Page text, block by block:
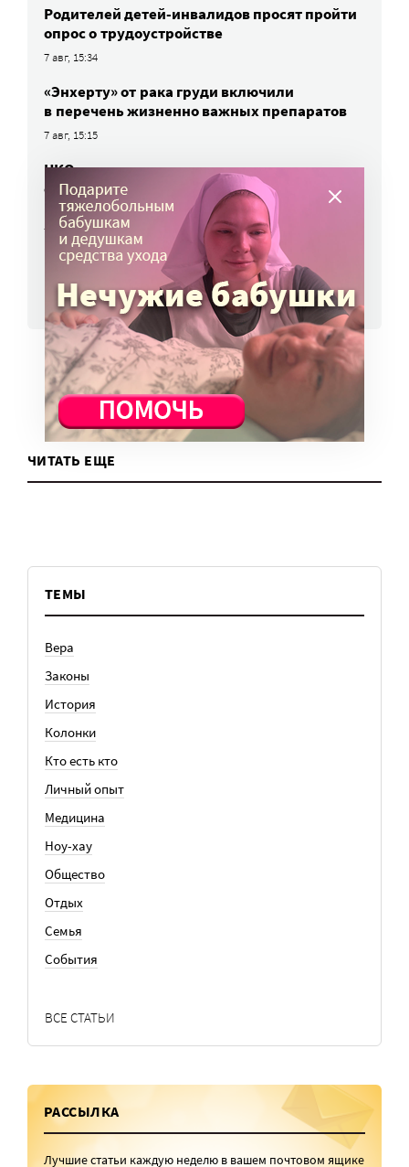
Родителей детей-инвалидов просят пройти
опрос о трудоустройстве
7 авг, 15:34
«Энхерту» от рака груди включили
в перечень жизненно важных препаратов
7 авг, 15:15
НКО часто рискуют нарушить закон
о персональных данных. Как этого
избежать?
7 авг, 13:13
ВСЕ НОВОСТИ
ЧИТАТЬ ЕЩЕ
ТЕМЫ
Вера
Законы
История
Колонки
Кто есть кто
Личный опыт
Медицина
Ноу-хау
Общество
Отдых
Семья
События
ВСЕ СТАТЬИ
РАССЫЛКА
Лучшие статьи каждую неделю в вашем почтовом ящике